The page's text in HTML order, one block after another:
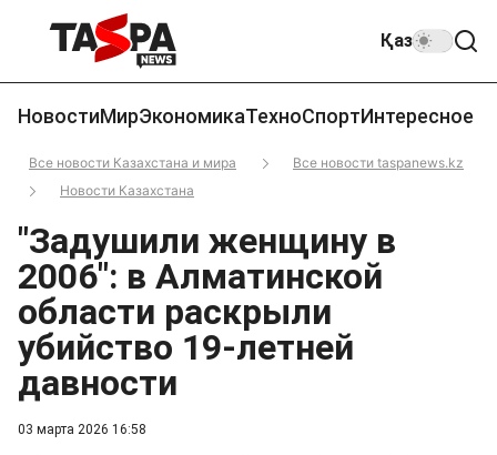
Қаз
НовостиМирЭкономикаТехноСпортИнтересное
Все новости Казахстана и мира
Все новости taspanews.kz
Новости Казахстана
03 марта 2026 16:58
"Задушили женщину в
2006": в Алматинской
области раскрыли
убийство 19-летней
давности